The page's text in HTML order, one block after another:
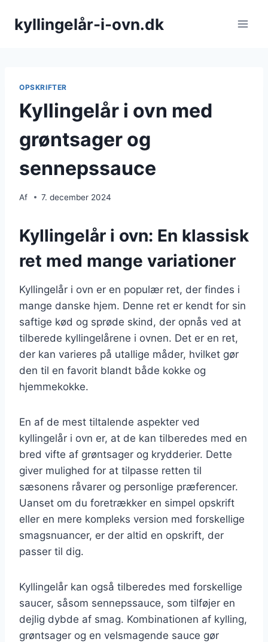
kyllingelår-i-ovn.dk
OPSKRIFTER
Kyllingelår i ovn med
grøntsager og
sennepssauce
Af 7. december 2024
Kyllingelår i ovn: En klassisk
ret med mange variationer
Kyllingelår i ovn er en populær ret, der findes i
mange danske hjem. Denne ret er kendt for sin
saftige kød og sprøde skind, der opnås ved at
tilberede kyllingelårene i ovnen. Det er en ret,
der kan varieres på utallige måder, hvilket gør
den til en favorit blandt både kokke og
hjemmekokke.
En af de mest tiltalende aspekter ved
kyllingelår i ovn er, at de kan tilberedes med en
bred vifte af grøntsager og krydderier. Dette
giver mulighed for at tilpasse retten til
sæsonens råvarer og personlige præferencer.
Uanset om du foretrækker en simpel opskrift
eller en mere kompleks version med forskellige
smagsnuancer, er der altid en opskrift, der
passer til dig.
Kyllingelår kan også tilberedes med forskellige
saucer, såsom sennepssauce, som tilføjer en
dejlig dybde af smag. Kombinationen af kylling,
grøntsager og en velsmagende sauce gør